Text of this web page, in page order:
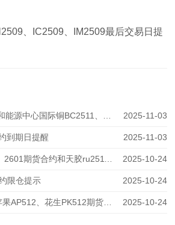
、IC2509、IM2509最后交易日提
BC2511、二十号胶NR2511期货合约个人 2025-11-03
到期日提醒 2025-11-03
和天胶ru2511、2512期货期权合约限仓提示 2025-10-24
限仓提示 2025-10-24
、花生PK512期货合约限仓变化提示 2025-10-24